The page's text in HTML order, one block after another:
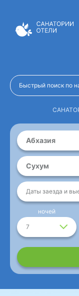
Абхазия
Сухум
Даты заезда и
7
ночей